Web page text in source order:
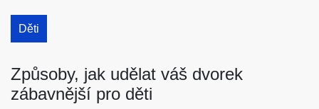
Děti
Způsoby, jak udělat váš dvorek
zábavnější pro děti